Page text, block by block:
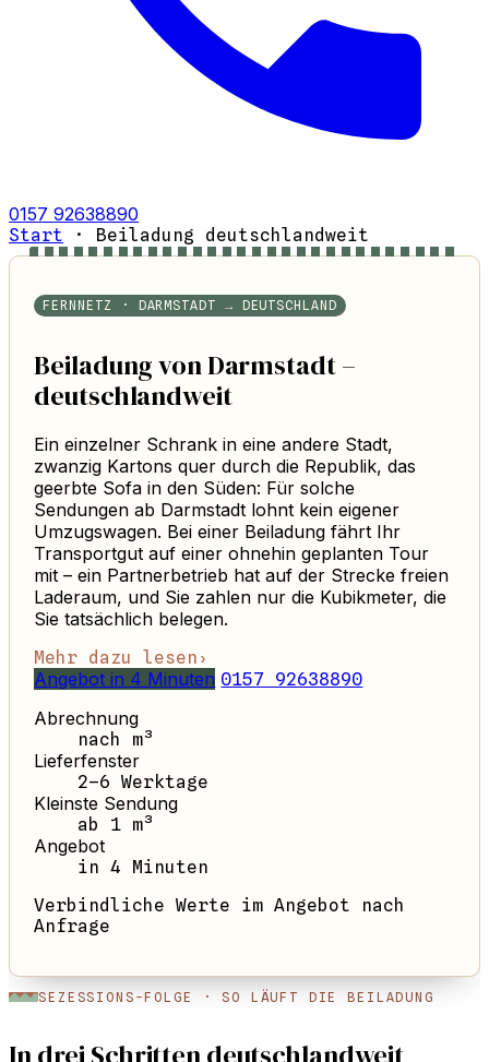
0157 92638890
Start · Beiladung deutschlandweit
FERNNETZ · DARMSTADT → DEUTSCHLAND
Beiladung von Darmstadt –
deutschlandweit
Ein einzelner Schrank in eine andere Stadt,
zwanzig Kartons quer durch die Republik, das
geerbte Sofa in den Süden: Für solche
Sendungen ab Darmstadt lohnt kein eigener
Umzugswagen. Bei einer Beiladung fährt Ihr
Transportgut auf einer ohnehin geplanten Tour
mit – ein Partnerbetrieb hat auf der Strecke freien
Laderaum, und Sie zahlen nur die Kubikmeter, die
Sie tatsächlich belegen.
Mehr dazu lesen ›
Angebot in 4 Minuten 0157 92638890
Abrechnung
nach m³
Lieferfenster
2–6 Werktage
Kleinste Sendung
ab 1 m³
Angebot
in 4 Minuten
Verbindliche Werte im Angebot nach
Anfrage
SEZESSIONS-FOLGE · SO LÄUFT DIE BEILADUNG